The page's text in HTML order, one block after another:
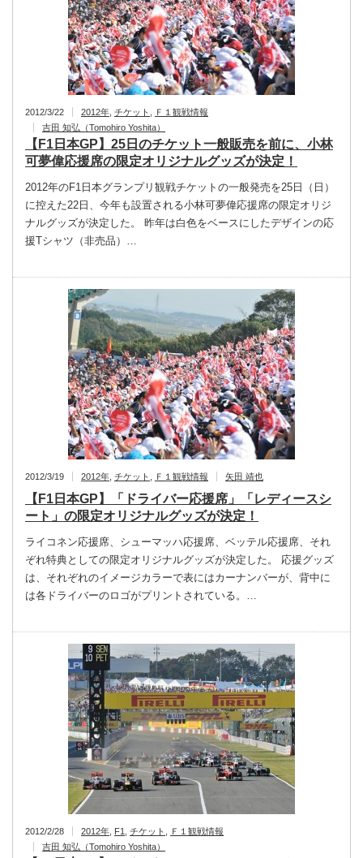
2012/3/22 2012年 チケット
Ｆ１観戦情報
吉田 知弘（Tomohiro Yoshita）
【F1日本GP】25日のチケット一般販売を前に、小林
可夢偉応援席の限定オリジナルグッズが決定！
2012年のF1日本グランプリ観戦チケットの一般発売を25日（日）
に控えた22日、今年も設置される小林可夢偉応援席の限定オリジ
ナルグッズが決定した。 昨年は白色をベースにしたデザインの応
援Tシャツ（非売品）…
2012/3/19 2012年 チケット Ｆ１観戦情報 矢田 靖也
【F1日本GP】「ドライバー応援席」「レディースシ
ート」の限定オリジナルグッズが決定！
ライコネン応援席、シューマッハ応援席、ベッテル応援席、それ
ぞれ特典としての限定オリジナルグッズが決定した。 応援グッズ
は、それぞれのイメージカラーで表にはカーナンバーが、背中に
は各ドライバーのロゴがプリントされている。…
2012/2/28 2012年 F1 チケット
Ｆ１観戦情報
吉田 知弘（Tomohiro Yoshita）